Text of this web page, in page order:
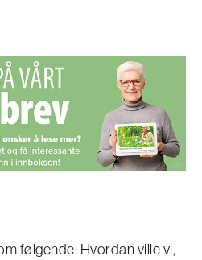
følgende: Hvordan ville vi,